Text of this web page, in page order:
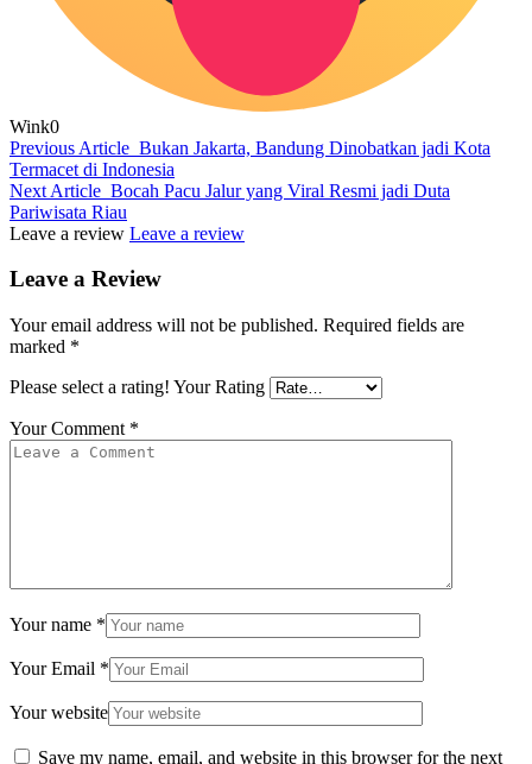
Wink0
Previous Article Bukan Jakarta, Bandung Dinobatkan jadi Kota
Termacet di Indonesia
Next Article Bocah Pacu Jalur yang Viral Resmi jadi Duta
Pariwisata Riau
Leave a review Leave a review
Leave a Review
Your email address will not be published. Required fields are
marked *
Please select a rating! Your Rating
Your Comment *
Your name *
Your Email *
Your website
Save my name, email, and website in this browser for the next